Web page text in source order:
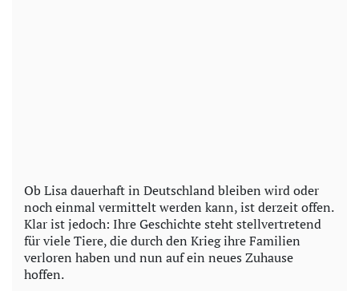
Ob Lisa dauerhaft in Deutschland bleiben wird oder
noch einmal vermittelt werden kann, ist derzeit offen.
Klar ist jedoch: Ihre Geschichte steht stellvertretend
für viele Tiere, die durch den Krieg ihre Familien
verloren haben und nun auf ein neues Zuhause
hoffen.